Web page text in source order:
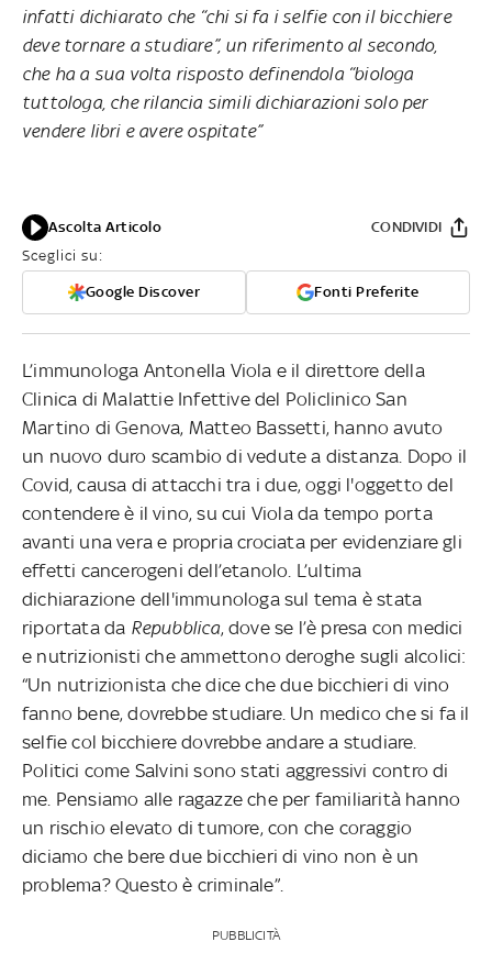
infatti dichiarato che “chi si fa i selfie con il bicchiere
deve tornare a studiare”, un riferimento al secondo,
che ha a sua volta risposto definendola “biologa
tuttologa, che rilancia simili dichiarazioni solo per
vendere libri e avere ospitate”
Ascolta Articolo
Sceglici su:
Google Discover Fonti Preferite
CONDIVIDI
L’immunologa Antonella Viola e il direttore della
Clinica di Malattie Infettive del Policlinico San
Martino di Genova, Matteo Bassetti, hanno avuto
un nuovo duro scambio di vedute a distanza. Dopo il
Covid, causa di attacchi tra i due, oggi l'oggetto del
contendere è il vino, su cui Viola da tempo porta
avanti una vera e propria crociata per evidenziare gli
effetti cancerogeni dell’etanolo. L’ultima
dichiarazione dell'immunologa sul tema è stata
riportata da Repubblica, dove se l’è presa con medici
e nutrizionisti che ammettono deroghe sugli alcolici:
“Un nutrizionista che dice che due bicchieri di vino
fanno bene, dovrebbe studiare. Un medico che si fa il
selfie col bicchiere dovrebbe andare a studiare.
Politici come Salvini sono stati aggressivi contro di
me. Pensiamo alle ragazze che per familiarità hanno
un rischio elevato di tumore, con che coraggio
diciamo che bere due bicchieri di vino non è un
problema? Questo è criminale”.
PUBBLICITÀ